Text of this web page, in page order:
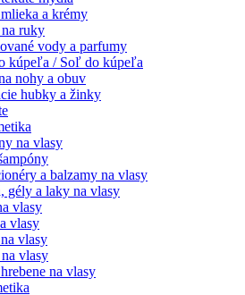
a krémy
ruky
vody a parfumy
kúpeľa / Soľ do kúpeľa
nohy a obuv
hubky a žinky
na vlasy
a balzamy na vlasy
gély a laky na vlasy
vlasy
vlasy
vlasy
vlasy
na vlasy